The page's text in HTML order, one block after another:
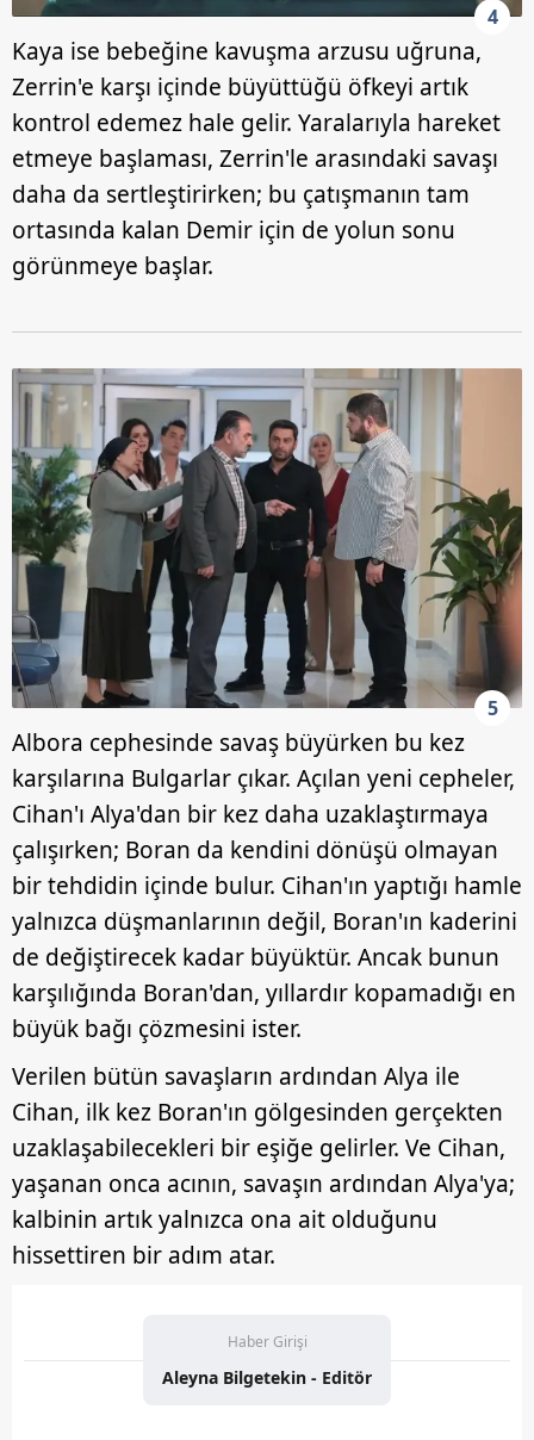
4
Kaya ise bebeğine kavuşma arzusu uğruna,
Zerrin'e karşı içinde büyüttüğü öfkeyi artık
kontrol edemez hale gelir. Yaralarıyla hareket
etmeye başlaması, Zerrin'le arasındaki savaşı
daha da sertleştirirken; bu çatışmanın tam
ortasında kalan Demir için de yolun sonu
görünmeye başlar.
5
Albora cephesinde savaş büyürken bu kez
karşılarına Bulgarlar çıkar. Açılan yeni cepheler,
Cihan'ı Alya'dan bir kez daha uzaklaştırmaya
çalışırken; Boran da kendini dönüşü olmayan
bir tehdidin içinde bulur. Cihan'ın yaptığı hamle
yalnızca düşmanlarının değil, Boran'ın kaderini
de değiştirecek kadar büyüktür. Ancak bunun
karşılığında Boran'dan, yıllardır kopamadığı en
büyük bağı çözmesini ister.
Verilen bütün savaşların ardından Alya ile
Cihan, ilk kez Boran'ın gölgesinden gerçekten
uzaklaşabilecekleri bir eşiğe gelirler. Ve Cihan,
yaşanan onca acının, savaşın ardından Alya'ya;
kalbinin artık yalnızca ona ait olduğunu
hissettiren bir adım atar.
Haber Girişi
Aleyna Bilgetekin - Editör